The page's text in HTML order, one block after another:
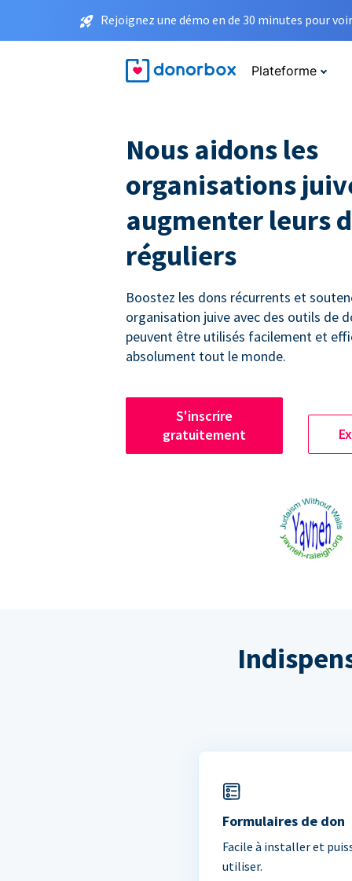
Rejoignez une démo en de 30 minutes pour
Plateforme
Nous aidons les
organisations
augmenter leurs
réguliers
Boostez les dons récurrents et
organisation juive avec des outils de
peuvent être utilisés facilement et
absolument tout le monde.
S'inscrire
gratuitement
Formulaires de don
Facile à installer et
utiliser.